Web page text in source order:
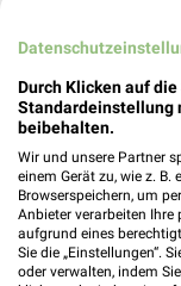
✔
Folge
✔Push-
✔
Durch Klicken auf
Standardeinstellung
beibehalten.
Wir und unsere Partner
einem Gerät zu, wie z. B.
Browserspeichern, um
Anbieter verarbeiten Ihre
aufgrund eines
Sie die „Einstellungen“.
oder verwalten, indem